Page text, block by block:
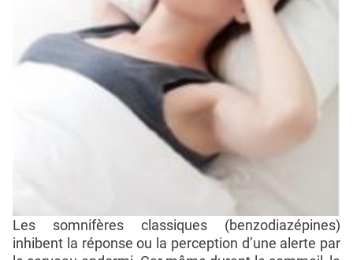
Les somnifères classiques (benzodiazépines)
inhibent la réponse ou la perception d’une alerte par